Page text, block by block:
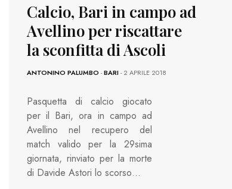
Calcio, Bari in campo ad
Avellino per riscattare
la sconfitta di Ascoli
ANTONINO PALUMBO -BARI- 2 APRILE 2018
Pasquetta di calcio giocato
per il Bari, ora in campo ad
Avellino nel recupero del
match valido per la 29sima
giornata, rinviato per la morte
di Davide Astori lo scorso…